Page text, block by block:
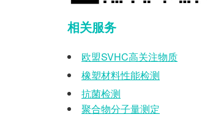
相关服务
欧盟SVHC高关注物质
橡塑材料性能检测
抗菌检测
聚合物分子量测定